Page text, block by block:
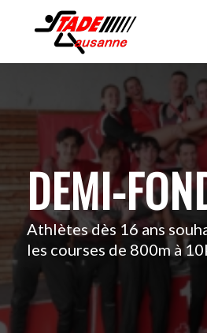
DEMI-
Athlètes dès 16 ans
les courses de 800m à